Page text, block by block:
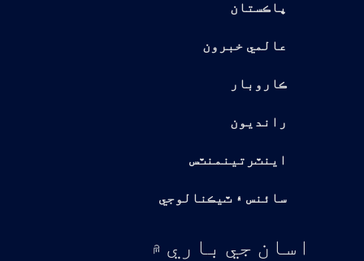
پاڪستان
عالمي خبرون
ڪاروبار
رانديون
اينٽرتينمنٽس
سائنس ۽ ٽيڪنالوجي
اسان جي باري ۾